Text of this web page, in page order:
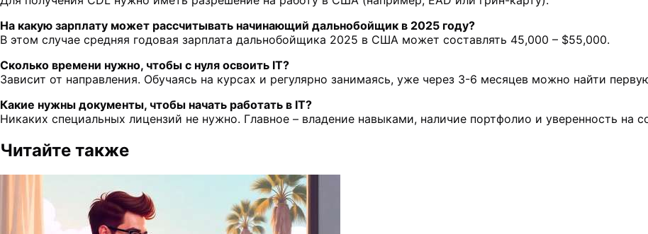
На какую зарплату может рассчитывать начинающий дальнобойщик в 2025 году?
В этом случае средняя годовая зарплата дальнобойщика 2025 в США может составлять 45,000 – $55,000.
Сколько времени нужно, чтобы с нуля освоить IT?
Зависит от направления. Обучаясь на курсах и регулярно занимаясь, уже через 3-6 месяцев можно найти
Какие нужны документы, чтобы начать работать в IT?
Никаких специальных лицензий не нужно. Главное – владение навыками, наличие портфолио и уверенность на
Читайте также